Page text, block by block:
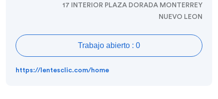
17 INTERIOR PLAZA DORADA MONTERREY
NUEVO LEON
Trabajo abierto : 0
https://lentesclic.com/home